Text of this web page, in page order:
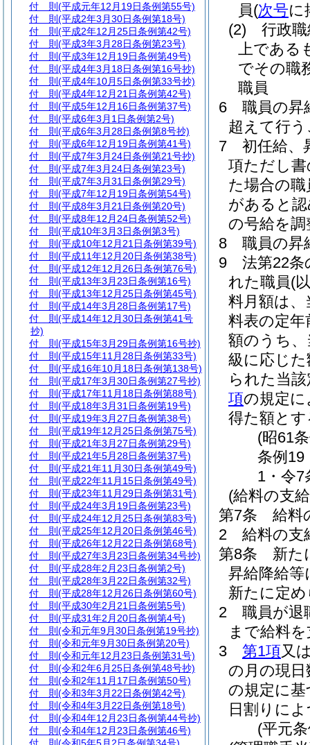
員(次号に
(2)
行政
上である
でその職
職員
6
職員の昇
超えて行
7
初任給、
項ただし
た場合の
があると
の号給を
8
職員の昇
9
法第22条
れた職員(
料月額は、
料表の定年
額のうち
級に応じ
られた当
項の規定
得た額とす
(昭61
条例19
1・令7
(給料の支
第7条
給料
2
給料の支
第8条
新た
昇給降給
新たに定
2
職員が退
まで給料
3
第1項又
の月の現
の規定に
日割りに
(平元
付 則 (平成元年12月19日条例第55号)
付 則 (平成2年3月30日条例第18号)
付 則 (平成2年12月25日条例第42号)
付 則 (平成3年3月28日条例第23号)
付 則 (平成3年12月19日条例第49号)
付 則 (平成4年3月18日条例第16号抄)
付 則 (平成4年10月5日条例第33号抄)
付 則 (平成4年12月21日条例第42号)
付 則 (平成5年12月16日条例第37号)
付 則 (平成6年3月1日条例第2号)
付 則 (平成6年3月28日条例第8号抄)
付 則 (平成6年12月19日条例第41号)
付 則 (平成7年3月24日条例第21号抄)
付 則 (平成7年3月24日条例第23号)
付 則 (平成7年3月31日条例第29号)
付 則 (平成7年12月19日条例第54号)
付 則 (平成8年3月21日条例第20号)
付 則 (平成8年12月24日条例第52号)
付 則 (平成10年3月3日条例第3号)
付 則 (平成10年12月21日条例第39号)
付 則 (平成11年12月20日条例第38号)
付 則 (平成12年12月26日条例第76号)
付 則 (平成13年3月23日条例第16号)
付 則 (平成13年12月25日条例第45号)
付 則 (平成14年3月28日条例第17号)
付 則 (平成14年12月30日条例第41号
抄)
付 則 (平成15年3月29日条例第16号抄)
付 則 (平成15年11月28日条例第33号)
付 則 (平成16年10月18日条例第138号)
付 則 (平成17年3月30日条例第27号抄)
付 則 (平成17年11月18日条例第88号)
付 則 (平成18年3月31日条例第19号)
付 則 (平成19年3月27日条例第38号)
付 則 (平成19年12月25日条例第75号)
付 則 (平成21年3月27日条例第29号)
付 則 (平成21年5月28日条例第37号)
付 則 (平成21年11月30日条例第49号)
付 則 (平成22年11月15日条例第49号)
付 則 (平成23年11月29日条例第31号)
付 則 (平成24年3月19日条例第23号)
付 則 (平成24年12月25日条例第83号)
付 則 (平成25年12月20日条例第46号)
付 則 (平成26年12月22日条例第68号)
付 則 (平成27年3月23日条例第34号抄)
付 則 (平成28年2月23日条例第2号)
付 則 (平成28年3月22日条例第32号)
付 則 (平成28年12月26日条例第60号)
付 則 (平成30年2月21日条例第5号)
付 則 (平成31年2月20日条例第4号)
付 則 (令和元年9月30日条例第19号抄)
付 則 (令和元年9月30日条例第20号)
付 則 (令和元年12月23日条例第31号)
付 則 (令和2年6月25日条例第48号抄)
付 則 (令和2年11月17日条例第50号)
付 則 (令和3年3月22日条例第42号)
付 則 (令和4年3月22日条例第18号)
付 則 (令和4年12月23日条例第44号抄)
付 則 (令和4年12月23日条例第46号)